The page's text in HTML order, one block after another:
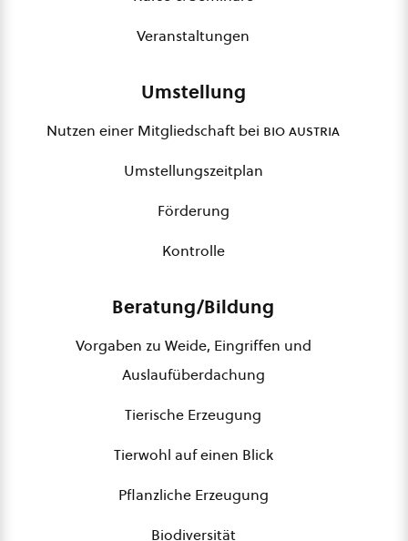
Veranstaltungen
Umstellung
Nutzen einer Mitgliedschaft bei bio austria
Umstellungszeitplan
Förderung
Kontrolle
Beratung/Bildung
Vorgaben zu Weide, Eingriffen und
Auslaufüberdachung
Tierische Erzeugung
Tierwohl auf einen Blick
Pflanzliche Erzeugung
Biodiversität